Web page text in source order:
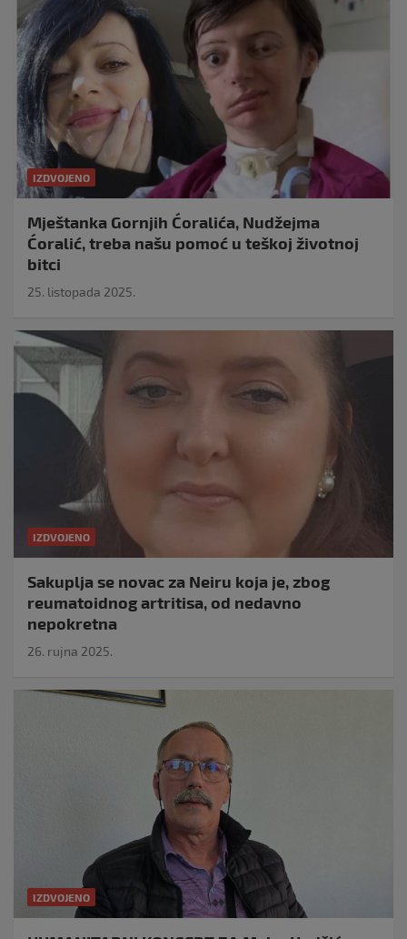
IZDVOJENO
Mještanka Gornjih Ćoralića, Nudžejma
Ćoralić, treba našu pomoć u teškoj životnoj
bitci
25. listopada 2025.
IZDVOJENO
Sakuplja se novac za Neiru koja je, zbog
reumatoidnog artritisa, od nedavno
nepokretna
26. rujna 2025.
IZDVOJENO